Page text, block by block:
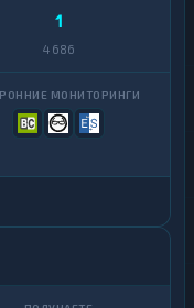
1
4 686